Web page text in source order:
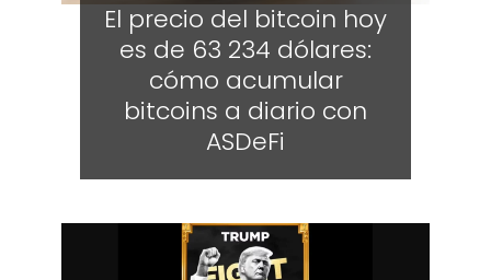
El precio del bitcoin hoy
es de 63 234 dólares:
cómo acumular
bitcoins a diario con
ASDeFi